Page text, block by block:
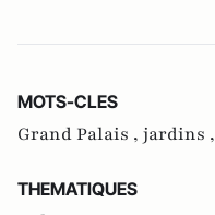
MOTS-CLES
Grand Palais , jardins ,
THEMATIQUES